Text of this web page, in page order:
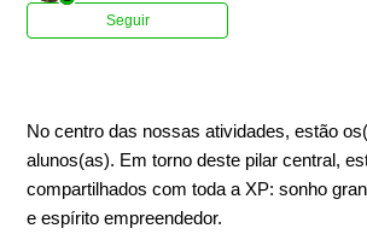
Seguir
No centro das nossas atividades, estão
alunos(as). Em torno deste pilar central,
compartilhados com toda a XP: sonho
e espírito empreendedor.